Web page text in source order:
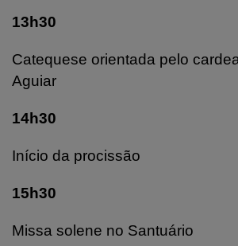
13h30
Catequese orientada pelo
Aguiar
14h30
Início da procissão
15h30
Missa solene no Santuário